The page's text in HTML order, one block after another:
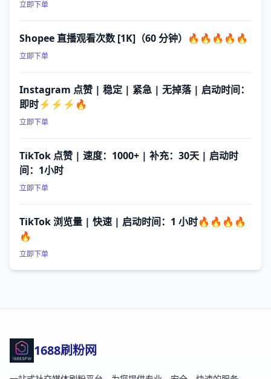
立即下单
Shopee 直播观看次数 [1K]（60 分钟）🔥🔥🔥🔥🔥
立即下单
Instagram 点赞 | 稳定 | 紧急 | 无掉落 | 启动时间：
即时⚡⚡⚡🔥
立即下单
TikTok 点赞 | 速度：1000+ | 补充：30天 | 启动时
间：1小时
立即下单
TikTok 浏览量 | 快速 | 启动时间：1 小时🔥🔥🔥🔥
🔥
立即下单
1688刷粉网